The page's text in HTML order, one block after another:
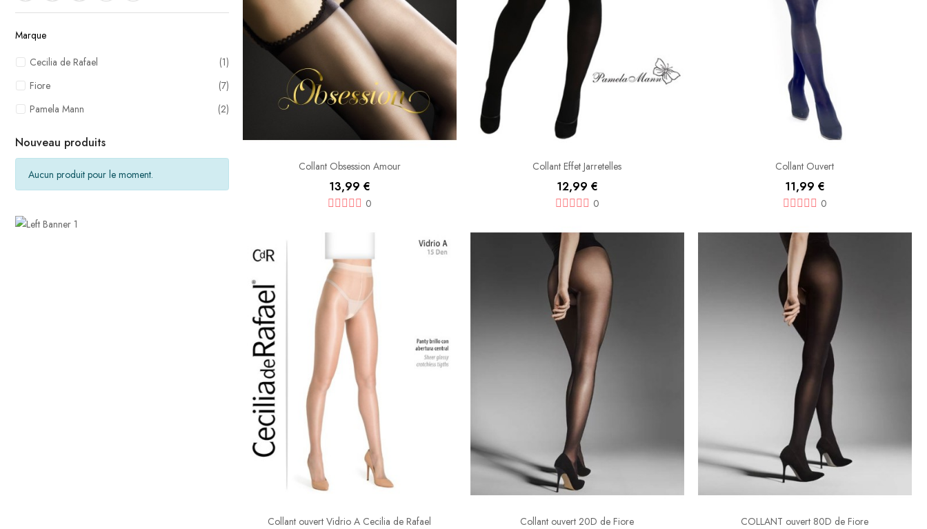
Marque
Cecilia de Rafael
(1)
Fiore
(7)
Pamela Mann
(2)
Nouveau produits
Aucun produit pour le moment.
Collant Obsession Amour
13,99 €
0
Collant Effet Jarretelles
12,99 €
0
Collant Ouvert
11,99 €
0
Collant ouvert Vidrio A Cecilia de Rafael Collant ouvert 20D de Fiore COLLANT ouvert 80D de Fiore